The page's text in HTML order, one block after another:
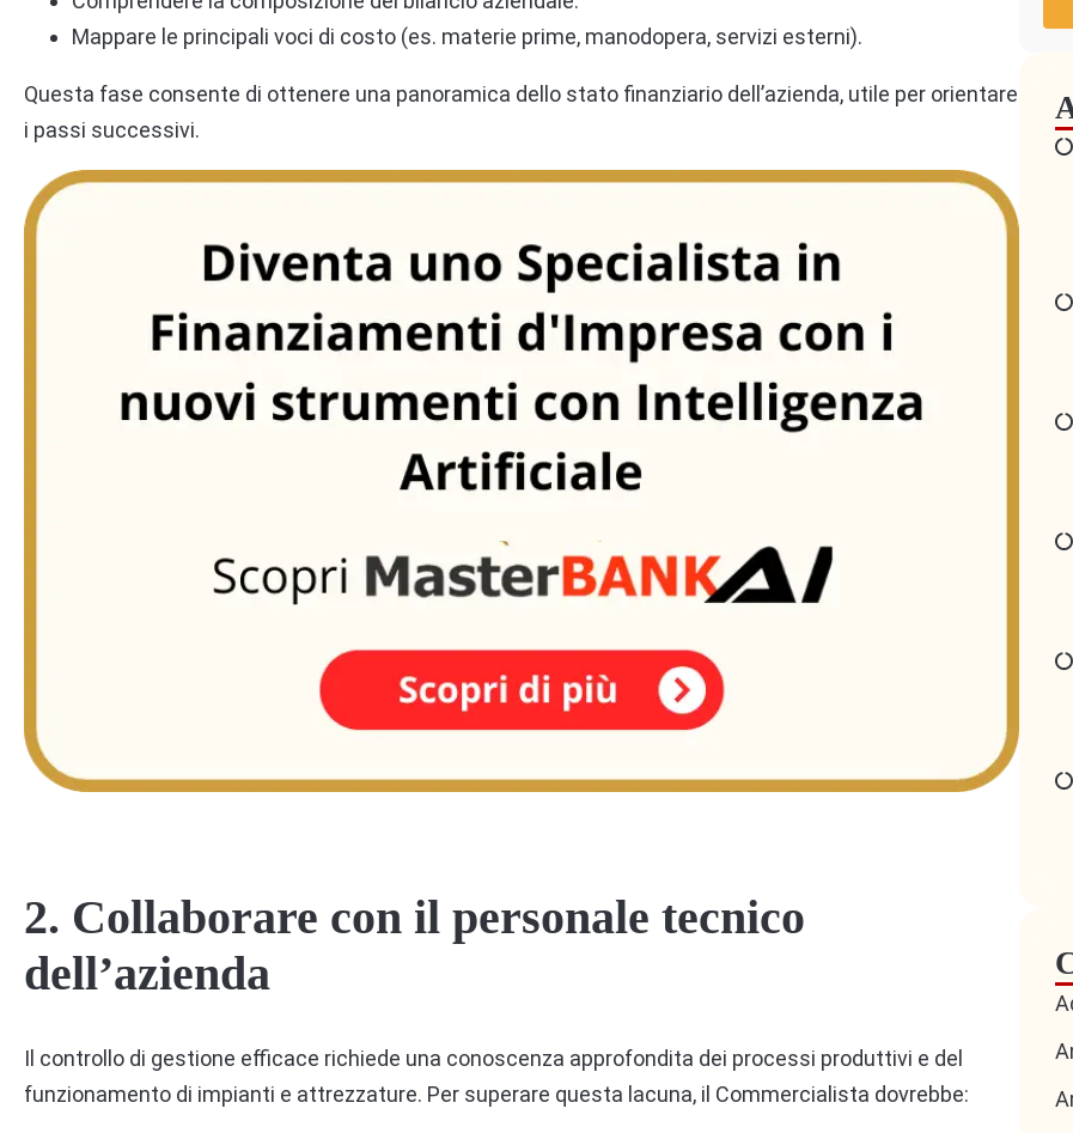
Mappare le principali voci di costo (es. materie prime, manodopera, servizi esterni).
Questa fase consente di ottenere una panoramica dello stato finanziario dell’azienda, utile per orientare
i passi successivi.
2. Collaborare con il personale tecnico
dell’azienda
Il controllo di gestione efficace richiede una conoscenza approfondita dei processi produttivi e del
funzionamento di impianti e attrezzature. Per superare questa lacuna, il Commercialista dovrebbe: